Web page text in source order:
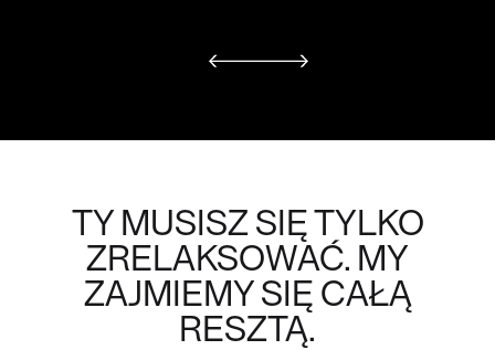
TY MUSISZ SIĘ TYLKO
ZRELAKSOWAĆ. MY
ZAJMIEMY SIĘ CAŁĄ
RESZTĄ.